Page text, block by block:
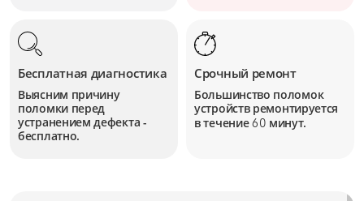
Бесплатная диагностика
Выясним причину
поломки перед
устранением дефекта -
бесплатно.
Срочный ремонт
Большинство поломок
устройств ремонтируется
в течение60 минут.